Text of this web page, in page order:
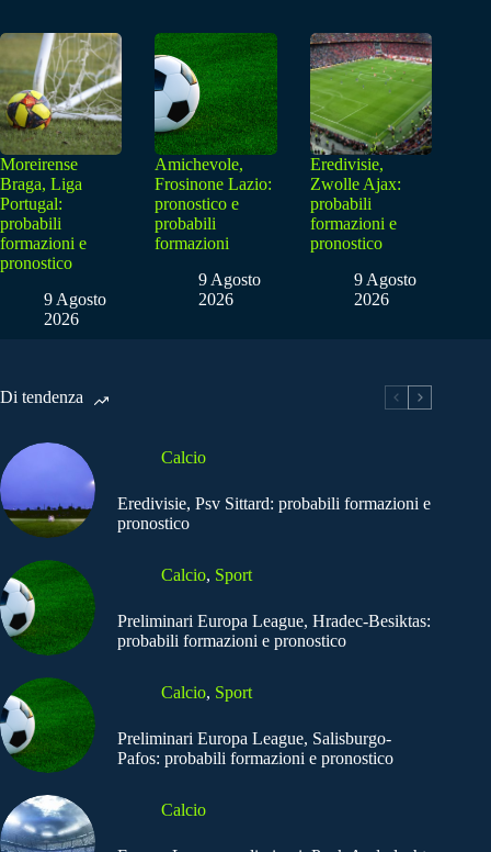
Moreirense
Braga, Liga
Portugal:
probabili
formazioni e
pronostico
9 Agosto
2026
Amichevole,
Frosinone Lazio:
pronostico e
probabili
formazioni
9 Agosto
2026
Eredivisie,
Zwolle Ajax:
probabili
formazioni e
pronostico
9 Agosto
2026
Di tendenza
Calcio
Eredivisie, Psv Sittard: probabili formazioni e
pronostico
Calcio, Sport
Preliminari Europa League, Hradec-Besiktas:
probabili formazioni e pronostico
Calcio, Sport
Preliminari Europa League, Salisburgo-
Pafos: probabili formazioni e pronostico
Calcio